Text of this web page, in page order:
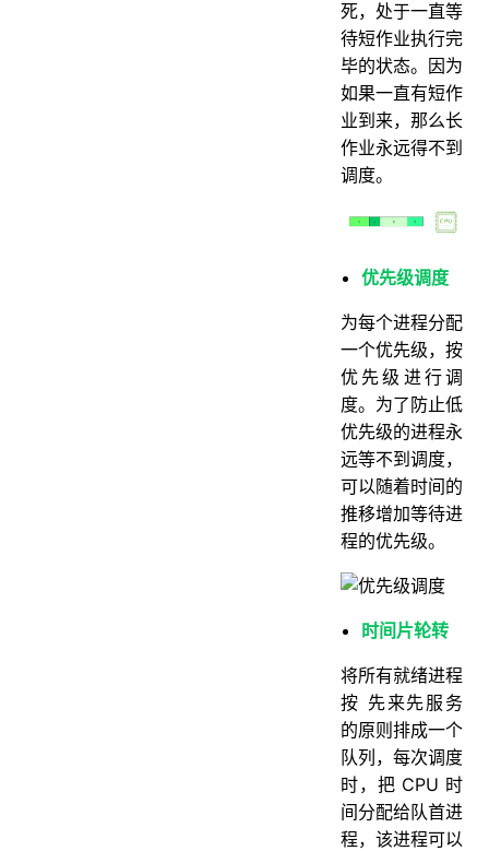
死，处于一直等
待短作业执行完
毕的状态。因为
如果一直有短作
业到来，那么长
作业永远得不到
调度。
优先级调度
为每个进程分配
一个优先级，按
优先级进行调
度。为了防止低
优先级的进程永
远等不到调度，
可以随着时间的
推移增加等待进
程的优先级。
时间片轮转
将所有就绪进程
按 先来先服务
的原则排成一个
队列，每次调度
时，把 CPU 时
间分配给队首进
程，该进程可以